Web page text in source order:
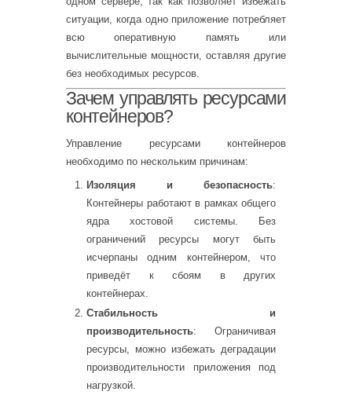
ситуации, когда одно приложение потребляет
всю оперативную память или
вычислительные мощности, оставляя другие
без необходимых ресурсов.
Зачем управлять ресурсами
контейнеров?
Управление ресурсами контейнеров
необходимо по нескольким причинам:
Изоляция и безопасность:
Контейнеры работают в рамках общего
ядра хостовой системы. Без
ограничений ресурсы могут быть
исчерпаны одним контейнером, что
приведёт к сбоям в других
контейнерах.
Стабильность и
производительность: Ограничивая
ресурсы, можно избежать деградации
производительности приложения под
нагрузкой.